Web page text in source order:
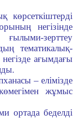
негізінде
зерттеу
тематикалық-
ағымдағы
– елімізде
жұмыс
ортада беделді